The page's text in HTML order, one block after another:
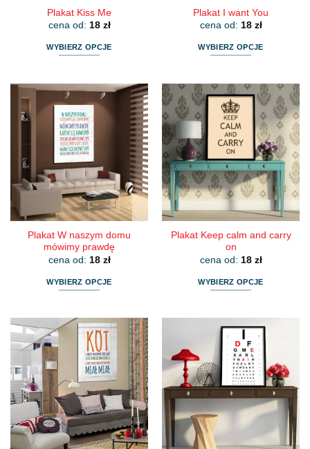
Plakat Kiss Me
cena od: 18 zł
WYBIERZ OPCJE
ma
wiele
wariantów.
Opcje
można
wybrać
na
stronie
produktu
Plakat I want You
cena od: 18 zł
WYBIERZ OPCJE
ma
wiele
wariantów.
Opcje
można
wybrać
na
stronie
produktu
Plakat W naszym domu
mówimy prawdę
cena od: 18 zł
WYBIERZ OPCJE
ma
wiele
wariantów.
Opcje
można
wybrać
na
stronie
produktu
Plakat Keep calm and carry
on
cena od: 18 zł
WYBIERZ OPCJE
ma
wiele
wariantów.
Opcje
można
wybrać
na
stronie
produktu